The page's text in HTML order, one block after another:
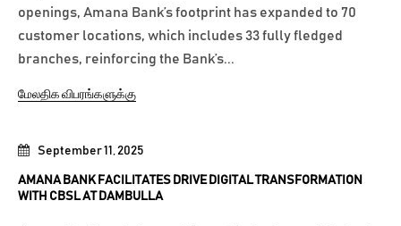
September 11, 2025
AMANA BANK FACILITATES DRIVE DIGITAL TRANSFORMATION
WITH CBSL AT DAMBULLA
openings, Amana Bank’s footprint has expanded to 70
customer locations, which includes 33 fully fledged
branches, reinforcing the Bank’s...
மேலதிக விபரங்களுக்கு